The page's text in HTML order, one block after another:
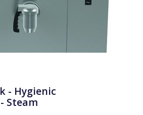
- Hygienic
Steam